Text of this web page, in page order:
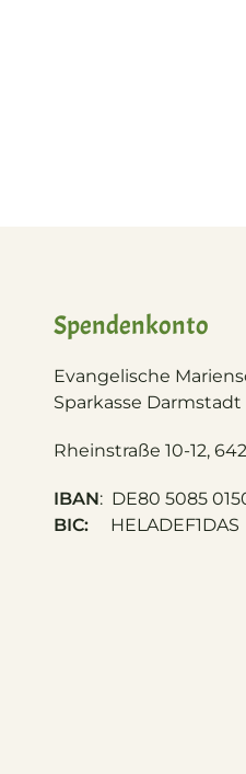
Spendenkonto
Evangelische
Sparkasse
Rheinstraße 10-12,
IBAN: DE80 5085
BIC: HELADEF1DAS